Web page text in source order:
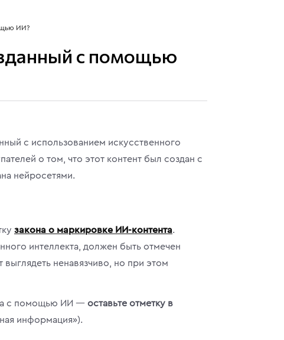
ИИ?
с помощью
с использованием искусственного
о том, что этот контент был создан с
нейросетями.
закона о маркировке ИИ-контента.
интеллекта, должен быть отмечен
ненавязчиво, но при этом
с помощью ИИ — оставьте отметку в
информация»).